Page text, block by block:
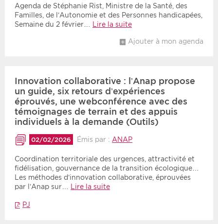
Agenda de Stéphanie Rist, Ministre de la Santé, des
Familles, de l’Autonomie et des Personnes handicapées,
Semaine du 2 février…
Lire la suite
Ajouter à mon agenda
Innovation collaborative : l’Anap propose
un guide, six retours d’expériences
éprouvés, une webconférence avec des
témoignages de terrain et des appuis
individuels à la demande (Outils)
02/02/2026 Émis par : ANAP
Coordination territoriale des urgences, attractivité et
fidélisation, gouvernance de la transition écologique…
Les méthodes d’innovation collaborative, éprouvées
par l’Anap sur…
Lire la suite
PJ